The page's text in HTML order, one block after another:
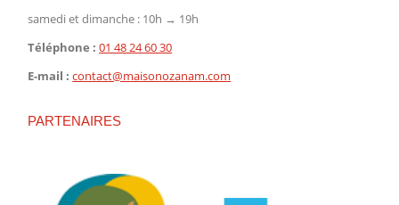
samedi et dimanche : 10h → 19h
Téléphone : 01 48 24 60 30
E-mail : contact@maisonozanam.com
PARTENAIRES